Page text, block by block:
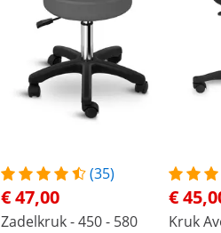
(35)
€ 47,00
Zadelkruk - 450 - 580
€
Kruk